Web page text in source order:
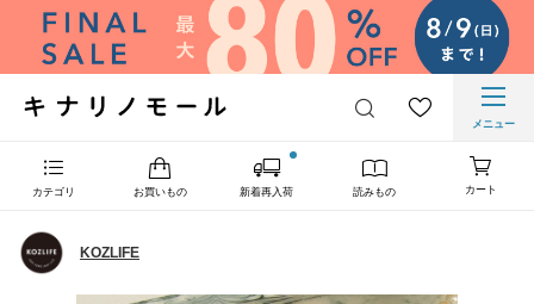
メニュー
カテゴリ お買いもの 新着再入荷 読みもの カート
KOZLIFE